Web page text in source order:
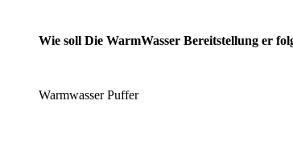
Wie soll Die WarmWasser Bereitstellung er
Warmwasser Puffer